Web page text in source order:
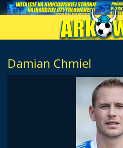
Damian Chmiel